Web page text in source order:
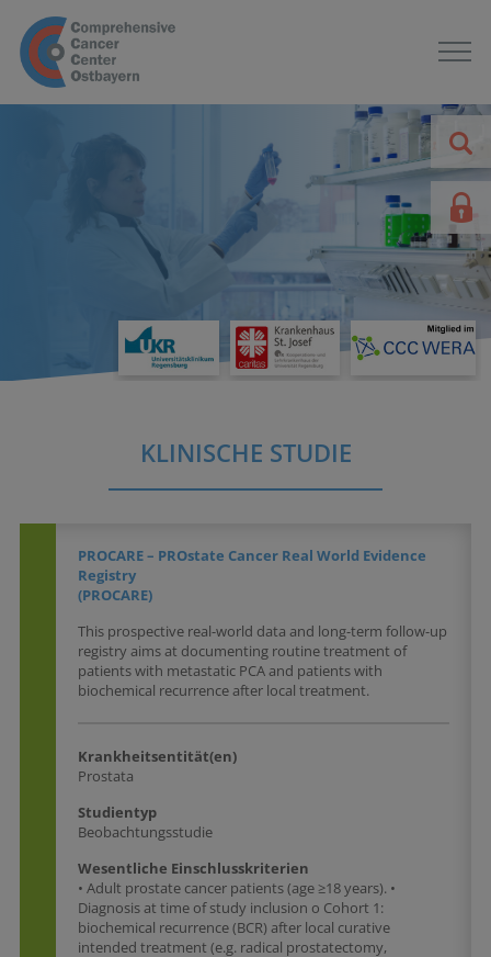
KLINISCHE STUDIE
PROCARE – PROstate Cancer Real World Evidence
Registry
(PROCARE)
This prospective real-world data and long-term follow-up
registry aims at documenting routine treatment of
patients with metastatic PCA and patients with
biochemical recurrence after local treatment.
Krankheitsentität(en)
Prostata
Studientyp
Beobachtungsstudie
Wesentliche Einschlusskriterien
• Adult prostate cancer patients (age ≥18 years). •
Diagnosis at time of study inclusion o Cohort 1:
biochemical recurrence (BCR) after local curative
intended treatment (e.g. radical prostatectomy,